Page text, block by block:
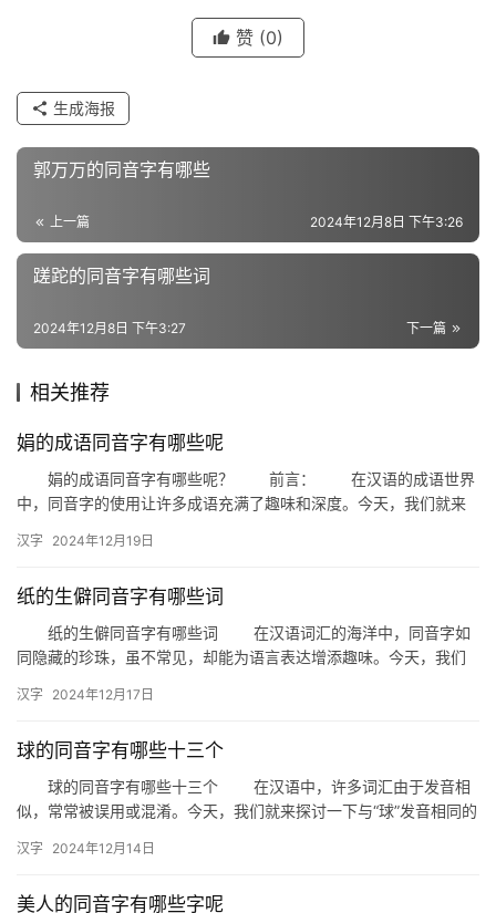
近
义
词
组
词
音
赞 (0)
生成海报
郭万万的同音字有哪些
上一篇 2024年12月8日 下午3:26
蹉跎的同音字有哪些词
下一篇
2024年12月8日 下午3:27
相关推荐
娟的成语同音字有哪些呢
娟的成语同音字有哪些呢？ 前言： 在汉语的成语世界
中，同音字的使用让许多成语充满了趣味和深度。今天，我们就来
汉字 2024年12月19日
纸的生僻同音字有哪些词
纸的生僻同音字有哪些词 在汉语词汇的海洋中，同音字如
同隐藏的珍珠，虽不常见，却能为语言表达增添趣味。今天，我们
汉字 2024年12月17日
球的同音字有哪些十三个
球的同音字有哪些十三个 在汉语中，许多词汇由于发音相
似，常常被误用或混淆。今天，我们就来探讨一下与“球”发音相同的
汉字 2024年12月14日
美人的同音字有哪些字呢